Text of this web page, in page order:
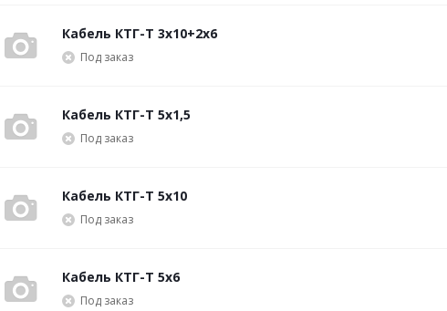
Кабель КТГ-Т 3х10+2х6
Под заказ
Кабель КТГ-Т 5х1,5
Под заказ
Кабель КТГ-Т 5х10
Под заказ
Кабель КТГ-Т 5х6
Под заказ